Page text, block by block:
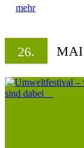
mehr
26. MAI